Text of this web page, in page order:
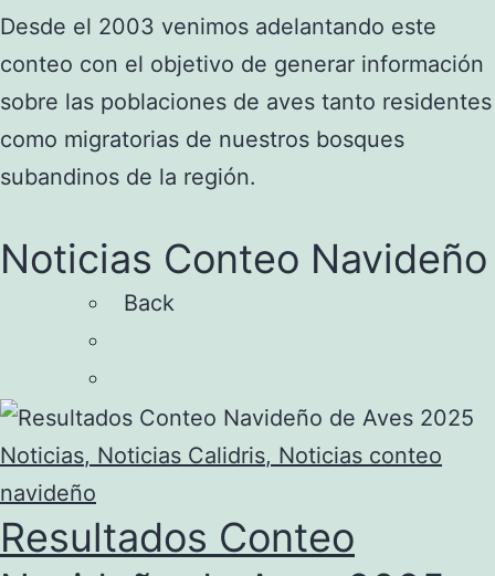
Desde el 2003 venimos adelantando este
conteo con el objetivo de generar información
sobre las poblaciones de aves tanto residentes
como migratorias de nuestros bosques
subandinos de la región.
Noticias Conteo Navideño
Back
Noticias, Noticias Calidris, Noticias conteo
navideño
Resultados Conteo